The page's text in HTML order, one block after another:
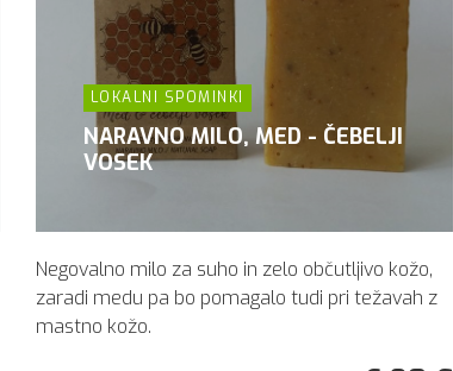
LOKALNI SPOMINKI
NARAVNO MILO, MED - ČEBELJI
VOSEK
Negovalno milo za suho in zelo občutljivo kožo,
zaradi medu pa bo pomagalo tudi pri težavah z
mastno kožo.